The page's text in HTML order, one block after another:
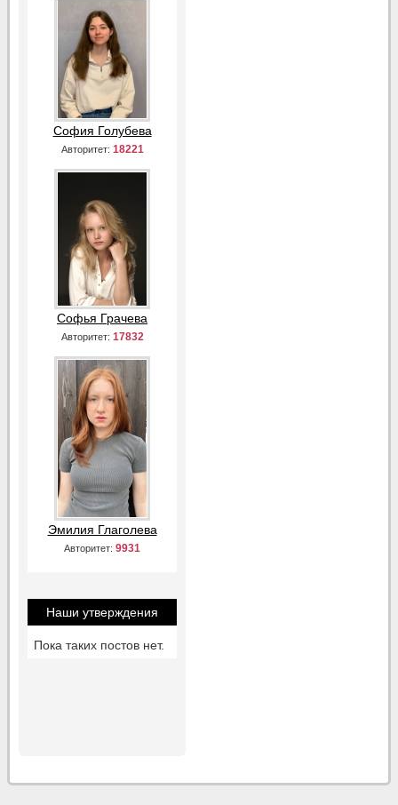
София Голубева
Авторитет: 18221
Софья Грачева
Авторитет: 17832
Эмилия Глаголева
Авторитет: 9931
Наши утверждения
Пока таких постов нет.